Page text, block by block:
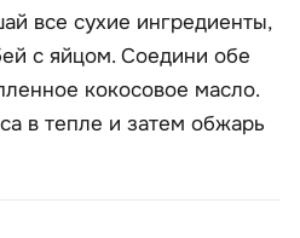
все сухие ингредиенты,
с яйцом. Соедини обе
кокосовое масло.
в тепле и затем обжарь